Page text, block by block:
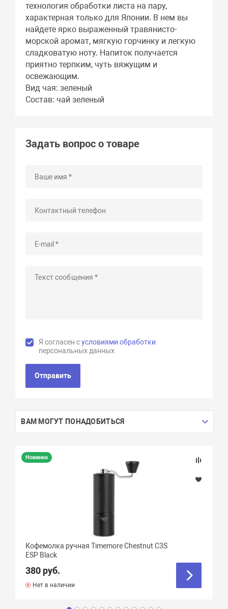
технология обработки листа на пару,
характерная только для Японии. В нем вы
найдете ярко выраженный травянисто-
морской аромат, мягкую горчинку и легкую
сладковатую ноту. Напиток получается
приятно терпким, чуть вяжущим и
освежающим.
Вид чая: зеленый
Состав: чай зеленый
Задать вопрос о товаре
Я согласен сусловиями обработки
персональных данных
Отправить
ВАМ МОГУТ ПОНАДОБИТЬСЯ
Новинка
Кофемолка ручная Timemore Chestnut C3S
ESP Black
380 руб.
Нет в наличии